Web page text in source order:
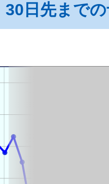
30日先まで